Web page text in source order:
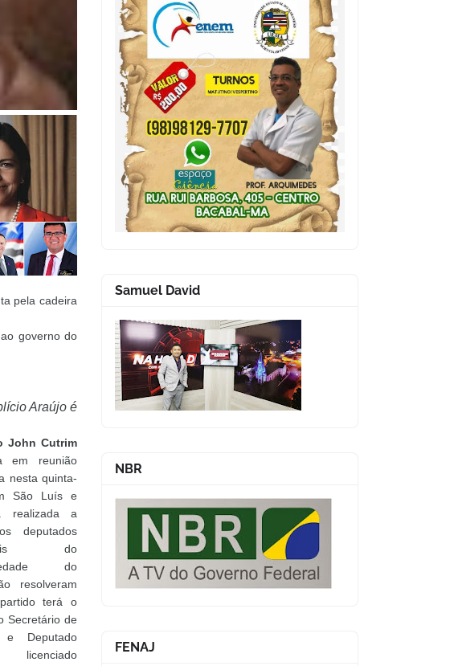
pela cadeira
governo do
Araújo é
John Cutrim
em reunião
nesta quinta-
São Luís e
realizada a
deputados
do
do
resolveram
terá o
Secretário de
e Deputado
licenciado
Samuel David
NBR
FENAJ